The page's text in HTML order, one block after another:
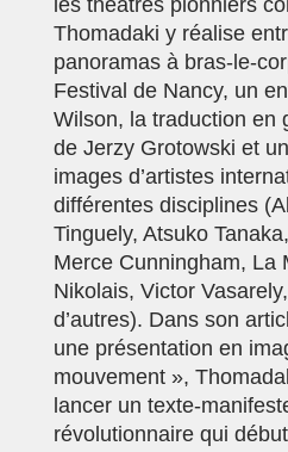
les théâtres pionniers
Thomadaki y réalise
panoramas à bras-le-
Festival de Nancy, un
Wilson, la traduction en
de Jerzy Grotowski et
images d’artistes
différentes disciplines
Tinguely, Atsuko
Merce Cunningham, La
Nikolais, Victor
d’autres). Dans son
une présentation en
mouvement »,
lancer un texte-
révolutionnaire qui